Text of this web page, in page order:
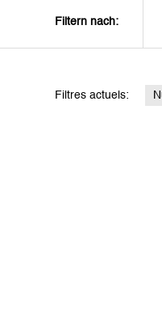
Filtern nach:
Filtres actuels: